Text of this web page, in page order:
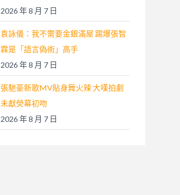
2026 年 8 月 7 日
袁詠儀：我不需要金銀滿屋 踢爆張智
霖是「語言偽術」高手
2026 年 8 月 7 日
張馳豪新歌MV貼身舞火辣 大嘆拍劇
未獻熒幕初吻
2026 年 8 月 7 日